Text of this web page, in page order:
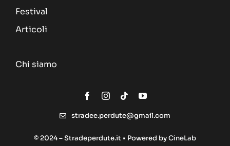
Festival
Articoli
Chi siamo
stradee.perdute@gmail.com
© 2024 – Stradeperdute.it • Powered byCineLab